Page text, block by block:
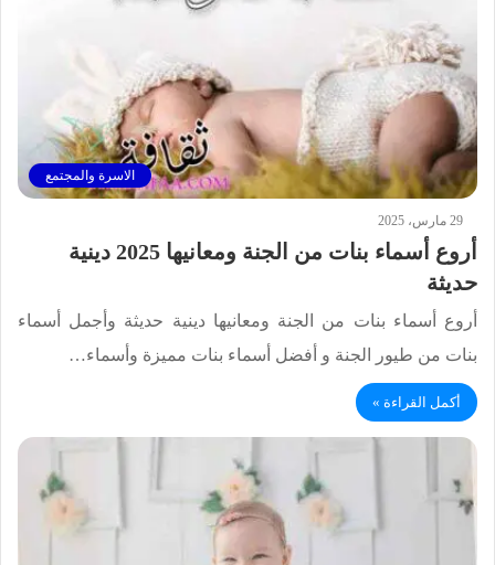
الاسرة والمجتمع
29 مارس، 2025
أروع أسماء بنات من الجنة ومعانيها 2025 دينية
حديثة
أروع أسماء بنات من الجنة ومعانيها دينية حديثة وأجمل أسماء
بنات من طيور الجنة و أفضل أسماء بنات مميزة وأسماء…
أكمل القراءة »